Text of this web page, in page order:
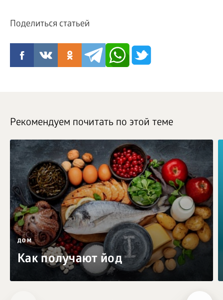
Поделиться статьей
Рекомендуем почитать по этой теме
ДОМ
Как получают йод